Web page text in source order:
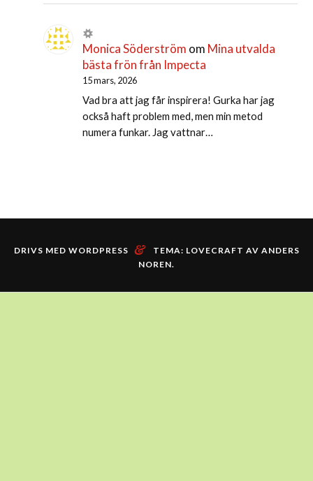
Monica Söderström om Mina utvalda
bästa frön från Impecta
15 mars, 2026
Vad bra att jag får inspirera! Gurka har jag
också haft problem med, men min metod
numera funkar. Jag vattnar…
DRIVS MED WORDPRESS & TEMA: LOVECRAFT AV ANDERS
NOREN.